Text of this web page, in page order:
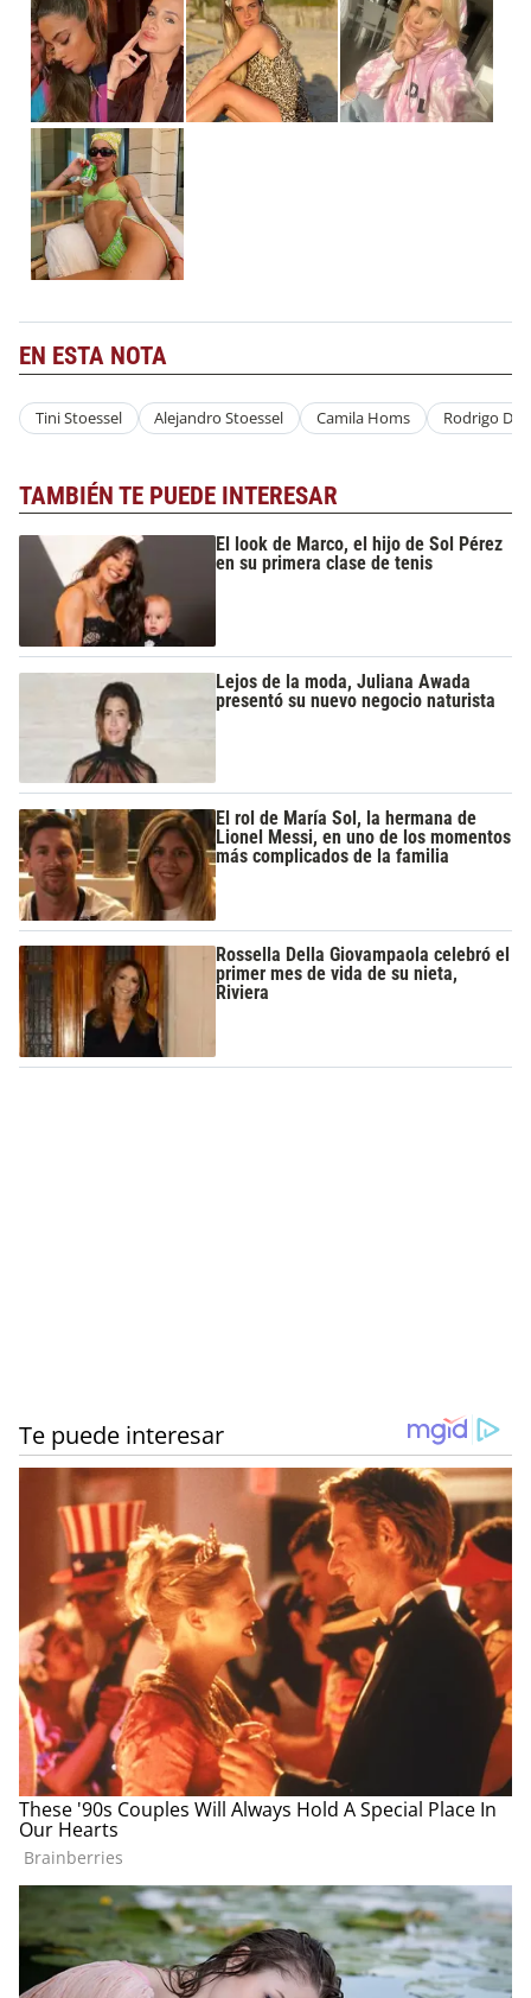
EN ESTA NOTA
Tini Stoessel Alejandro Stoessel Camila Homs Rodrigo De
TAMBIÉN TE PUEDE INTERESAR
El look de Marco, el hijo de Sol Pérez
en su primera clase de tenis
Lejos de la moda, Juliana Awada
presentó su nuevo negocio naturista
El rol de María Sol, la hermana de
Lionel Messi, en uno de los momentos
más complicados de la familia
Rossella Della Giovampaola celebró el
primer mes de vida de su nieta,
Riviera